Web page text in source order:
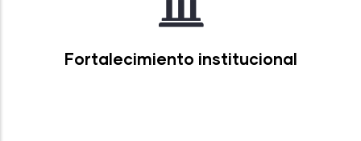
Fortalecimiento institucional